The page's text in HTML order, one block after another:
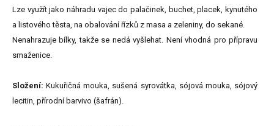
Lze využít jako náhradu vajec do palačinek, buchet, placek, kynutého
a listového těsta, na obalování řízků z masa a zeleniny, do sekané.
Nenahrazuje bílky, takže se nedá vyšlehat. Není vhodná pro přípravu
smaženice.
Složení: Kukuřičná mouka, sušená syrovátka, sójová mouka, sójový
lecitin, přírodní barvivo (šafrán).